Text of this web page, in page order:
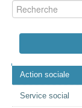
Outils
personnels
Chercher par
Recherche
ACCUEIL
LE CPAS
NAVIGATION
Action sociale
Service social